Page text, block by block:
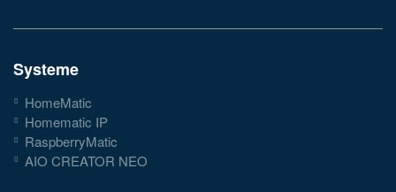
Systeme
HomeMatic
Homematic IP
RaspberryMatic
AIO CREATOR NEO